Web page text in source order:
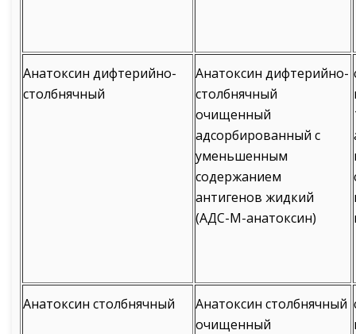
Анатоксин дифтерийно-
столбнячный
Анатоксин дифтерийно-
столбнячный
очищенный
адсорбированный с
уменьшенным
содержанием
антигенов жидкий
(АДС-М-анатоксин)
Анатоксин столбнячный
Анатоксин столбнячный
очищенный